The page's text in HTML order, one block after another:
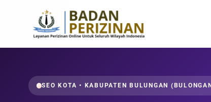
SEO KOTA • KABUPATEN BULUNGAN